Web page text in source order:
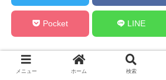
Pocket LINE
管理人をフォロー
メニュー ホーム 検索